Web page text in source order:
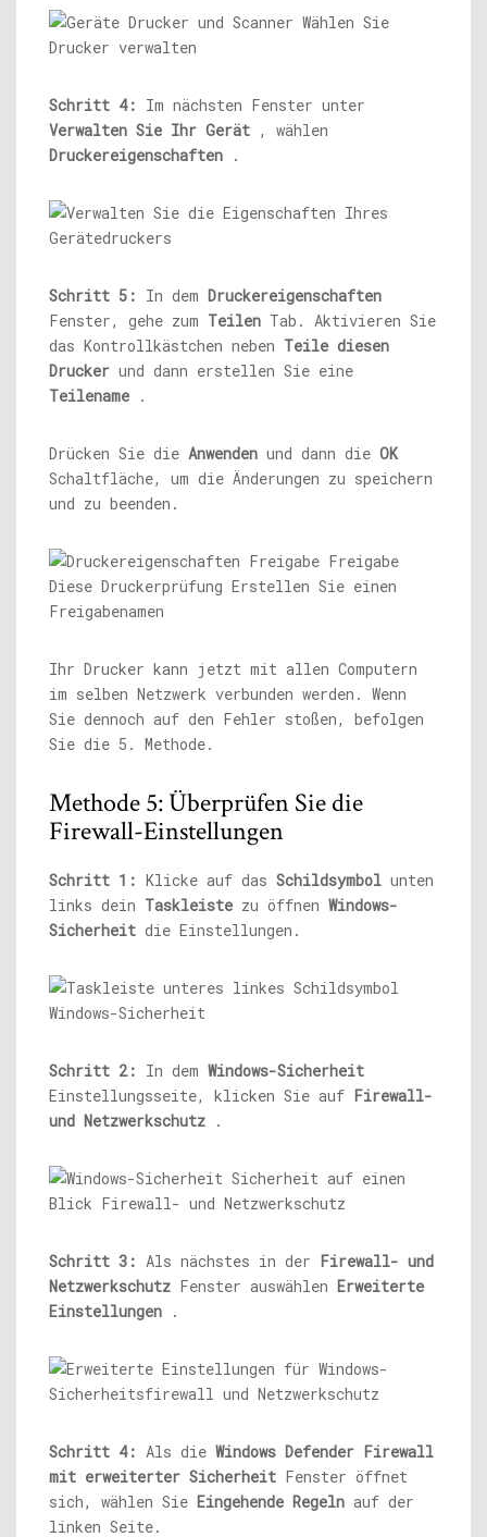
Schritt 4: Im nächsten Fenster unter
Verwalten Sie Ihr Gerät , wählen
Druckereigenschaften .
Schritt 5: In dem Druckereigenschaften
Fenster, gehe zum Teilen Tab. Aktivieren Sie
das Kontrollkästchen neben Teile diesen
Drucker und dann erstellen Sie eine
Teilename .
Drücken Sie die Anwenden und dann die OK
Schaltfläche, um die Änderungen zu speichern
und zu beenden.
Ihr Drucker kann jetzt mit allen Computern
im selben Netzwerk verbunden werden. Wenn
Sie dennoch auf den Fehler stoßen, befolgen
Sie die 5. Methode.
Methode 5: Überprüfen Sie die
Firewall-Einstellungen
Schritt 1: Klicke auf das Schildsymbol unten
links dein Taskleiste zu öffnen Windows-
Sicherheit die Einstellungen.
Schritt 2: In dem Windows-Sicherheit
Einstellungsseite, klicken Sie auf Firewall-
und Netzwerkschutz .
Schritt 3: Als nächstes in der Firewall- und
Netzwerkschutz Fenster auswählen Erweiterte
Einstellungen .
Schritt 4: Als die Windows Defender Firewall
mit erweiterter Sicherheit Fenster öffnet
sich, wählen Sie Eingehende Regeln auf der
linken Seite.